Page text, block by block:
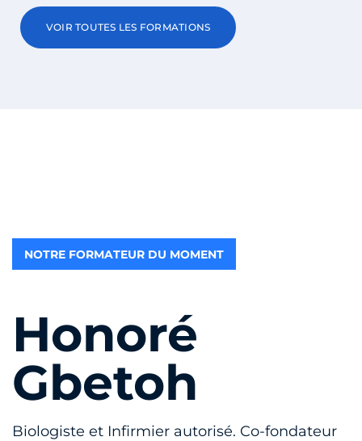
VOIR TOUTES LES FORMATIONS
NOTRE FORMATEUR DU MOMENT
Honoré
Gbetoh
Biologiste et Infirmier autorisé. Co-fondateur